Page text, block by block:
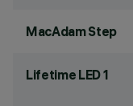
MacAdam Step
Lifetime LED 1